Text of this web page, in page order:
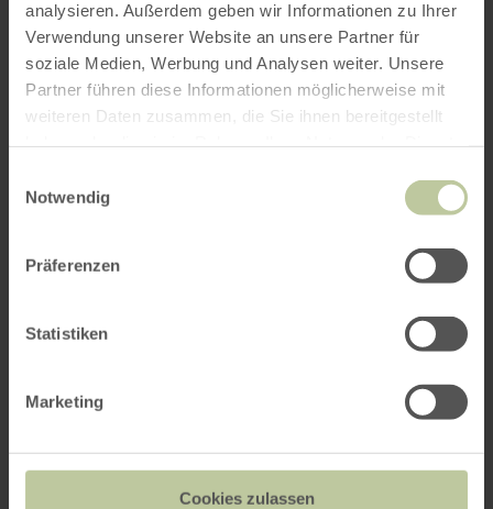
analysieren. Außerdem geben wir Informationen zu Ihrer
Verwendung unserer Website an unsere Partner für
soziale Medien, Werbung und Analysen weiter. Unsere
Partner führen diese Informationen möglicherweise mit
weiteren Daten zusammen, die Sie ihnen bereitgestellt
Notwendig
Präferenzen
Statistiken
Marketing
Cookies zulassen